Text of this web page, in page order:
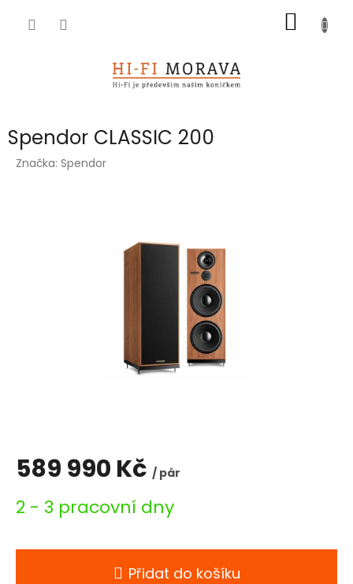
KOŠÍK
Spendor CLASSIC 200
Značka: Spendor
589 990 Kč / pár
cena:
2 - 3 pracovní dny
Přidat do košíku